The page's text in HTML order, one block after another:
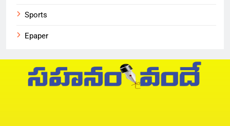
Sports
Epaper